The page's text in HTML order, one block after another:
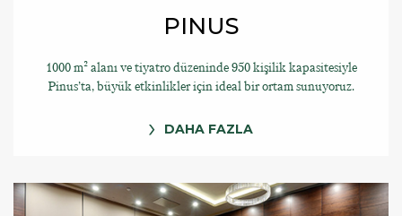
PINUS
1000 m² alanı ve tiyatro düzeninde 950 kişilik kapasitesiyle
Pinus’ta, büyük etkinlikler için ideal bir ortam sunuyoruz.
DAHA FAZLA